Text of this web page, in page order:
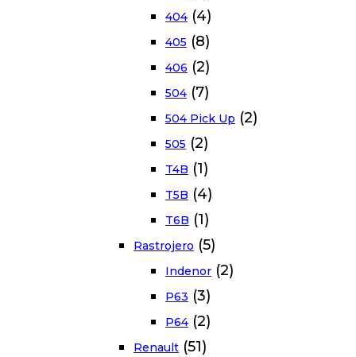
404 (4)
405 (8)
406 (2)
504 (7)
504 Pick Up (2)
505 (2)
T4B (1)
T5B (4)
T6B (1)
Rastrojero (5)
Indenor (2)
P63 (3)
P64 (2)
Renault (51)